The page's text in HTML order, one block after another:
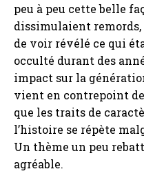
peu à peu cette belle
dissimulaient
de voir révélé ce qui
occulté durant des
impact sur la
vient en contrepoint
que les traits de
l’histoire se répète
Un thème un peu
agréable.